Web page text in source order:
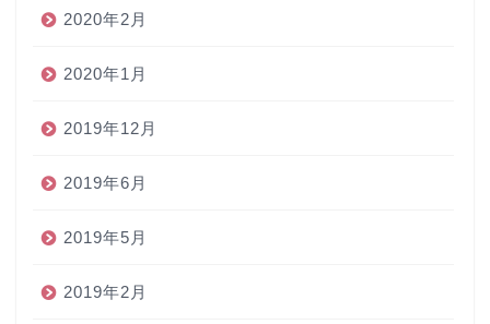
2020年2月
2020年1月
2019年12月
2019年6月
2019年5月
2019年2月